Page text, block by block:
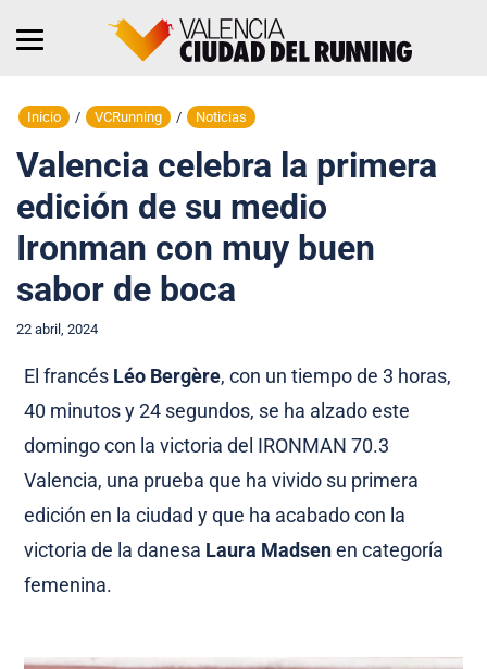
Inicio / VCRunning / Noticias
Valencia celebra la primera
edición de su medio
Ironman con muy buen
sabor de boca
22 abril, 2024
El francés Léo Bergère, con un tiempo de 3 horas,
40 minutos y 24 segundos, se ha alzado este
domingo con la victoria del IRONMAN 70.3
Valencia, una prueba que ha vivido su primera
edición en la ciudad y que ha acabado con la
victoria de la danesa Laura Madsenen categoría
femenina.